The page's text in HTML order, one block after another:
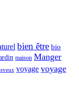
bien être bio
maison Manger
voyage voyage